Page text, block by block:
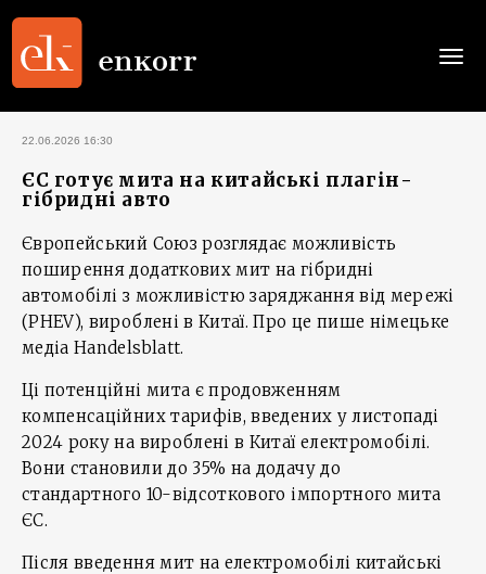
22.06.2026 16:30
ЄС готує мита на китайські плагін-
гібридні авто
Європейський Союз розглядає можливість
поширення додаткових мит на гібридні
автомобілі з можливістю заряджання від мережі
(PHEV), вироблені в Китаї. Про це пише німецьке
медіа Handelsblatt.
Ці потенційні мита є продовженням
компенсаційних тарифів, введених у листопаді
2024 року на вироблені в Китаї електромобілі.
Вони становили до 35% на додачу до
стандартного 10-відсоткового імпортного мита
ЄС.
Після введення мит на електромобілі китайські